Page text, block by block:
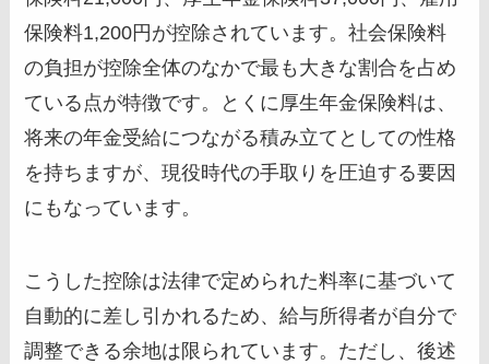
保険料1,200円が控除されています。社会保険料
の負担が控除全体のなかで最も大きな割合を占め
ている点が特徴です。とくに厚生年金保険料は、
将来の年金受給につながる積み立てとしての性格
を持ちますが、現役時代の手取りを圧迫する要因
にもなっています。
こうした控除は法律で定められた料率に基づいて
自動的に差し引かれるため、給与所得者が自分で
調整できる余地は限られています。ただし、後述